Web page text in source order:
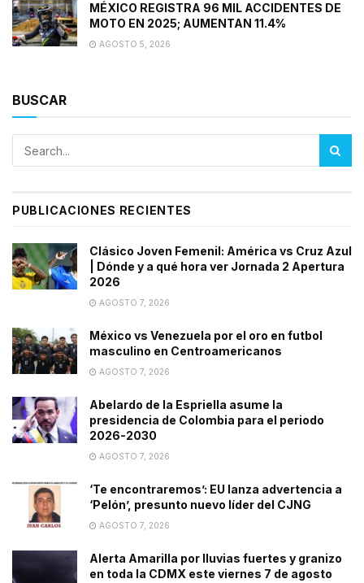
MÉXICO REGISTRA 96 MIL ACCIDENTES DE
MOTO EN 2025; AUMENTAN 11.4%
AGOSTO 5, 2026
BUSCAR
PUBLICACIONES RECIENTES
Clásico Joven Femenil: América vs Cruz Azul
| Dónde y a qué hora ver Jornada 2 Apertura
2026
AGOSTO 7, 2026
México vs Venezuela por el oro en futbol
masculino en Centroamericanos
AGOSTO 7, 2026
Abelardo de la Espriella asume la
presidencia de Colombia para el periodo
2026-2030
AGOSTO 7, 2026
‘Te encontraremos’: EU lanza advertencia a
‘Pelón’, presunto nuevo líder del CJNG
AGOSTO 7, 2026
Alerta Amarilla por lluvias fuertes y granizo
en toda la CDMX este viernes 7 de agosto